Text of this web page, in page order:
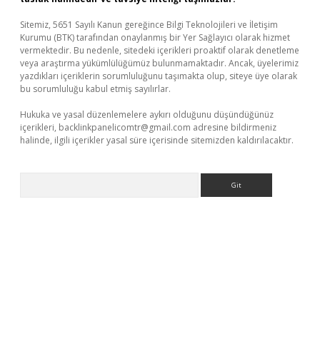
Sitemiz, 5651 Sayılı Kanun gereğince Bilgi Teknolojileri ve İletişim
Kurumu (BTK) tarafından onaylanmış bir Yer Sağlayıcı olarak hizmet
vermektedir. Bu nedenle, sitedeki içerikleri proaktif olarak denetleme
veya araştırma yükümlülüğümüz bulunmamaktadır. Ancak, üyelerimiz
yazdıkları içeriklerin sorumluluğunu taşımakta olup, siteye üye olarak
bu sorumluluğu kabul etmiş sayılırlar.
Hukuka ve yasal düzenlemelere aykırı olduğunu düşündüğünüz
içerikleri, backlinkpanelicomtr@gmail.com adresine bildirmeniz
halinde, ilgili içerikler yasal süre içerisinde sitemizden kaldırılacaktır.